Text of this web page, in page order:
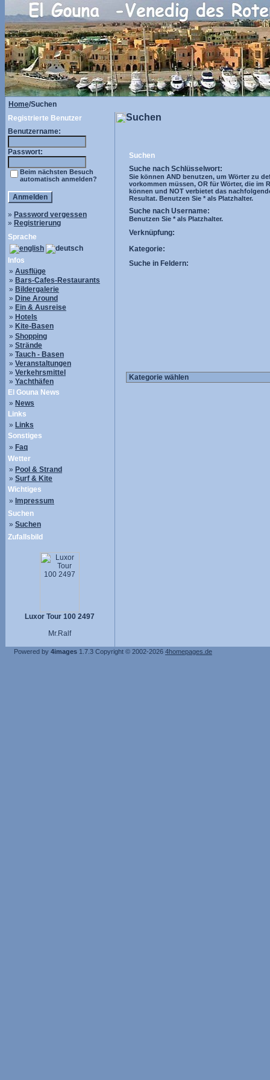
Home/Suchen
Registrierte Benutzer
Benutzername:
Passwort:
Beim nächsten Besuch
automatisch anmelden?
» Password vergessen
» Registrierung
Sprache
Infos
» Ausflüge
» Bars-Cafes-Restaurants
» Bildergalerie
» Dine Around
» Ein & Ausreise
» Hotels
» Kite-Basen
» Shopping
» Strände
» Tauch - Basen
» Veranstaltungen
» Verkehrsmittel
» Yachthäfen
El Gouna News
» News
Links
» Links
Sonstiges
» Faq
Wetter
» Pool & Strand
» Surf & Kite
Wichtiges
» Impressum
Suchen
» Suchen
Zufallsbild
Luxor Tour 100 2497
Mr.Ralf
Suchen
Suchen
Suche nach Schlüsselwort:
Sie können AND benutzen, um Wörter zu
vorkommen müssen, OR für Wörter, die im
können und NOT verbietet das
Resultat. Benutzen Sie * als Platzhalter.
Suche nach Username:
Benutzen Sie * als Platzhalter.
Verknüpfung:
Kategorie:
Suche in Feldern:
Powered by 4images 1.7.3 Copyright © 2002-2026 4homepages.de